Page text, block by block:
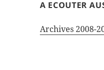
A ECOUTER
Archives 2008-